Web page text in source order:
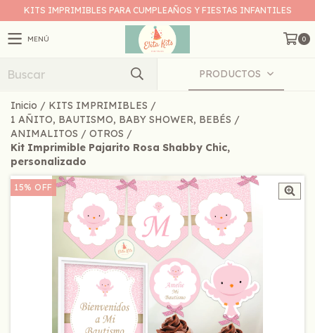
KITS IMPRIMIBLES PARA CUMPLEAÑOS Y FIESTAS INFANTILES
MENÚ 0
PRODUCTOS
Inicio / KITS IMPRIMIBLES /
1 AÑITO, BAUTISMO, BABY SHOWER, BEBÉS /
ANIMALITOS / OTROS /
Kit Imprimible Pajarito Rosa Shabby Chic,
personalizado
15% OFF